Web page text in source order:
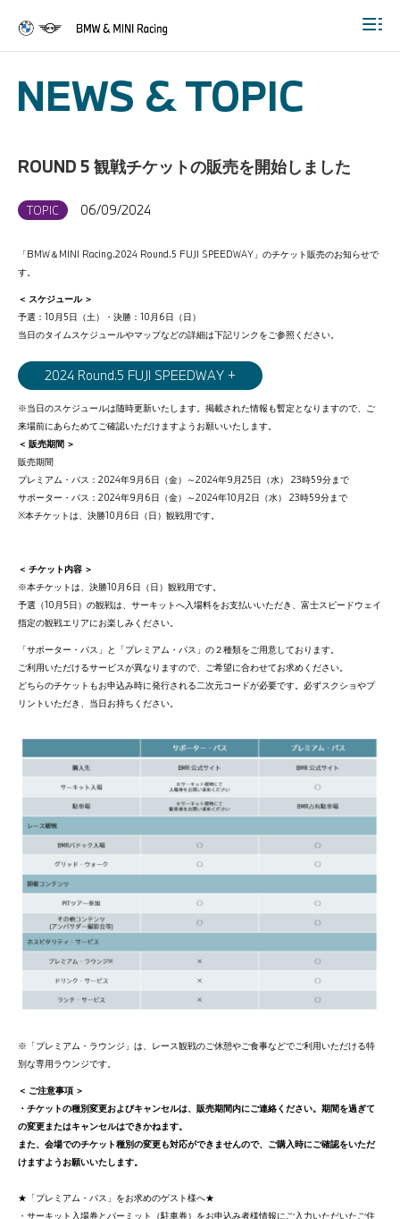
NEWS & TOPIC
ROUND 5 観戦チケットの販売を開始しました
TOPIC 06/09/2024
「BMW＆MINI Racing.2024 Round.5 FUJI SPEEDWAY」のチケット販売のお知らせで
す。
＜ スケジュール ＞
予選：10月5日（土）・決勝：10月6日（日）
当日のタイムスケジュールやマップなどの詳細は下記リンクをご参照ください。
2024 Round.5 FUJI SPEEDWAY +
※当日のスケジュールは随時更新いたします。掲載された情報も暫定となりますので、ご
来場前にあらためてご確認いただけますようお願いいたします。
＜ 販売期間 ＞
販売期間
プレミアム・パス：2024年9月6日（金）～2024年9月25日（水） 23時59分まで
サポーター・パス：2024年9月6日（金）～2024年10月2日（水） 23時59分まで
※本チケットは、決勝10月6日（日）観戦用です。
＜ チケット内容 ＞
※本チケットは、決勝10月6日（日）観戦用です。
予選（10月5日）の観戦は、サーキットへ入場料をお支払いいただき、富士スピードウェイ
指定の観戦エリアにお楽しみください。
「サポーター・パス」と「プレミアム・パス」の２種類をご用意しております。
ご利用いただけるサービスが異なりますので、ご希望に合わせてお求めください。
どちらのチケットもお申込み時に発行される二次元コードが必要です。必ずスクショやプ
リントいただき、当日お持ちください。
※「プレミアム・ラウンジ」は、レース観戦のご休憩やご食事などでご利用いただける特
別な専用ラウンジです。
＜ ご注意事項 ＞
・チケットの種別変更およびキャンセルは、販売期間内にご連絡ください。期間を過ぎて
の変更またはキャンセルはできかねます。
また、会場でのチケット種別の変更も対応ができませんので、ご購入時にご確認をいただ
けますようお願いいたします。
★「プレミアム・パス」をお求めのゲスト様へ★
・サーキット入場券とパーミット（駐車券）をお申込み者様情報にご入力いただいたご住